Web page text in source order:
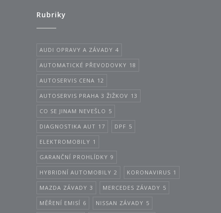
Rubriky
AUDI OPRAVY A ZÁVADY 4
AUTOMATICKÉ PŘEVODOVKY 18
AUTOSERVIS CENA 12
AUTOSERVIS PRAHA 3 ŽIŽKOV 13
CO SE JINAM NEVEŠLO 5
DIAGNOSTIKA AUT 17 DPF 5
ELEKTROMOBILY 1
GARANČNÍ PROHLÍDKY 9
HYBRIDNÍ AUTOMOBILY 2 KORONAVIRUS 1
MAZDA ZÁVADY 3 MERCEDES ZÁVADY 5
MĚŘENÍ EMISÍ 6 NISSAN ZÁVADY 5